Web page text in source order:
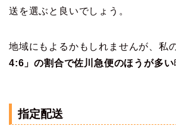
送を選ぶと良いでしょう。
地域にもよるかもしれませんが、私
4:6」の割合で佐川急便のほうが多い
指定配送